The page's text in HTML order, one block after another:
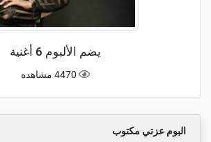
يضم الألبوم 6 أغنية
4470 مشاهده
البوم عزتي مكتوب